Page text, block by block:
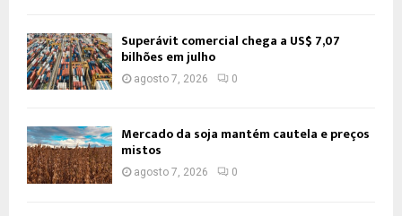
Superávit comercial chega a US$ 7,07
bilhões em julho
agosto 7, 2026 0
Mercado da soja mantém cautela e preços
mistos
agosto 7, 2026 0